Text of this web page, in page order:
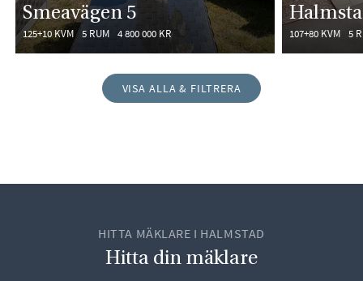
Smeavägen 5
125+10 KVM 5 RUM 4 800 000 KR 107+80 KVM 5
VISA ALLA & FILTRERA
HITTA MÄKLARE I HALMSTAD
Hitta din mäklare